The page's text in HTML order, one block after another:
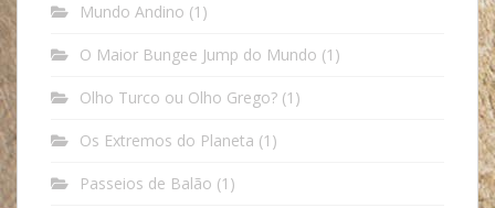
Mundo Andino (1)
O Maior Bungee Jump do Mundo (1)
Olho Turco ou Olho Grego? (1)
Os Extremos do Planeta (1)
Passeios de Balão (1)